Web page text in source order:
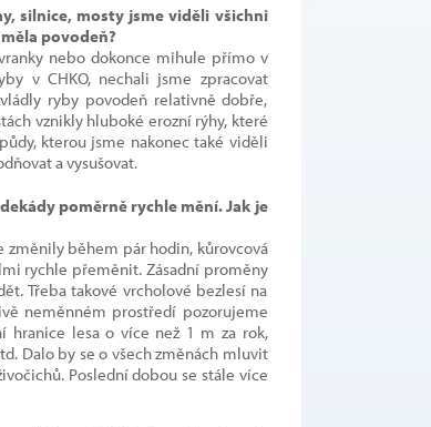
silnice, mosty jsme viděli všichni
povodeň?
nebo dokonce mihule přímo v
v CHKO, nechali jsme zpracovat
ryby povodeň relativně dobře,
vznikly hluboké erozní rýhy, které
kterou jsme nakonec také viděli
a vysušovat.
poměrně rychle mění. Jak je
změnily během pár hodin, kůrovcová
rychle přeměnit. Zásadní proměny
Třeba takové vrcholové bezlesí na
neměnném prostředí pozorujeme
hranice lesa o více než 1 m za rok,
Dalo by se o všech změnách mluvit
Poslední dobou se stále více